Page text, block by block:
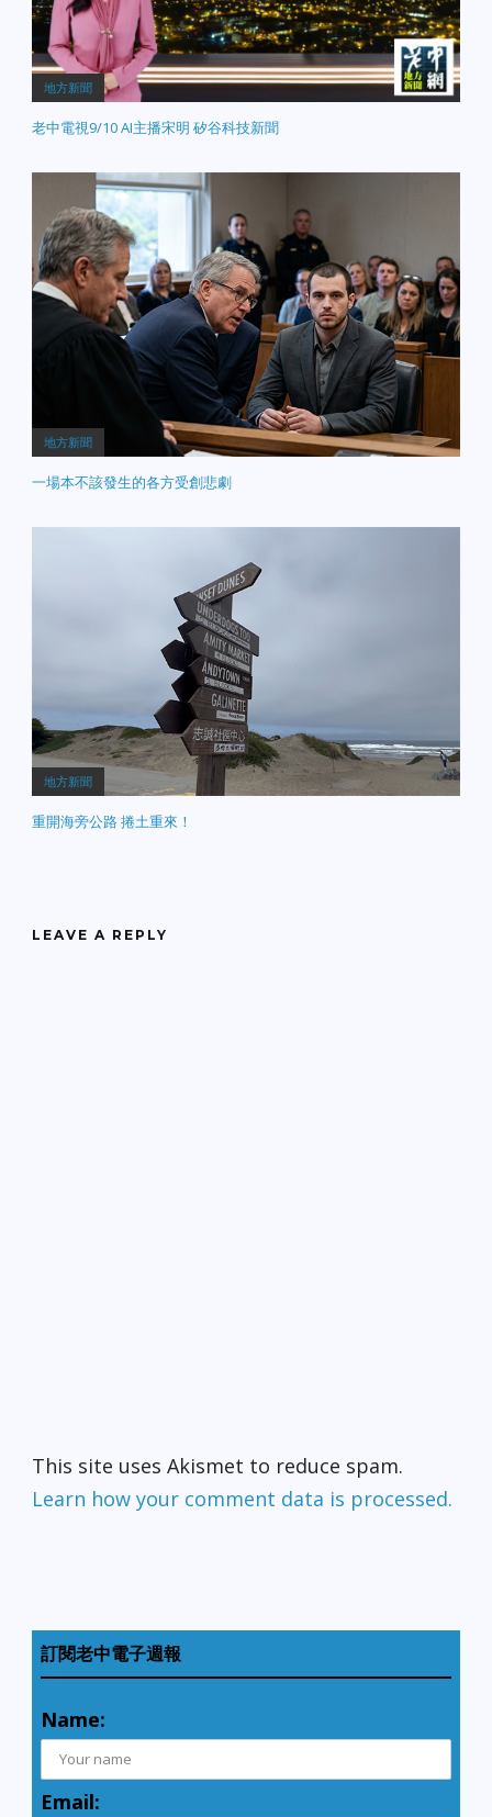
地方新聞
老中電視9/10 AI主播宋明 矽谷科技新聞
地方新聞
一場本不該發生的各方受創悲劇
地方新聞
重開海旁公路 捲土重來！
LEAVE A REPLY
This site uses Akismet to reduce spam.
Learn how your comment data is processed.
訂閱老中電子週報
Name:
Email: